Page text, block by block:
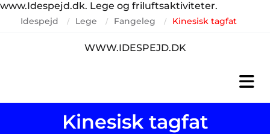
www.Idespejd.dk. Lege og friluftsaktiviteter.
Idespejd / Lege / Fangeleg / Kinesisk tagfat
WWW.IDESPEJD.DK
Kinesisk tagfat